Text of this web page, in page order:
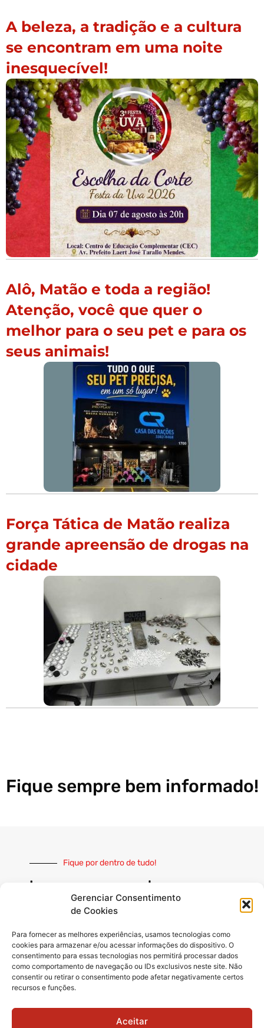
Gerenciar Consentimento
de Cookies
Para fornecer as melhores experiências, usamos tecnologias como
cookies para armazenar e/ou acessar informações do dispositivo. O
consentimento para essas tecnologias nos permitirá processar dados
como comportamento de navegação ou IDs exclusivos neste site. Não
consentir ou retirar o consentimento pode afetar negativamente certos
recursos e funções.
Aceitar
A beleza, a tradição e a cultura
se encontram em uma noite
inesquecível!
Alô, Matão e toda a região!
Atenção, você que quer o
melhor para o seu pet e para os
seus animais!
Força Tática de Matão realiza
grande apreensão de drogas na
cidade
Fique sempre bem informado!
Fique por dentro de tudo!
Inscreva-se e receba nossas
notícias sempre atualizadas
INSCREVER